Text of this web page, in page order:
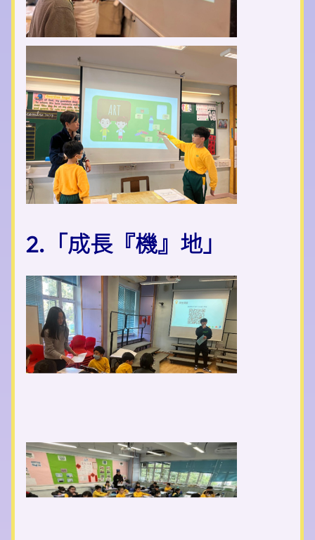
2.「成長『機』地」